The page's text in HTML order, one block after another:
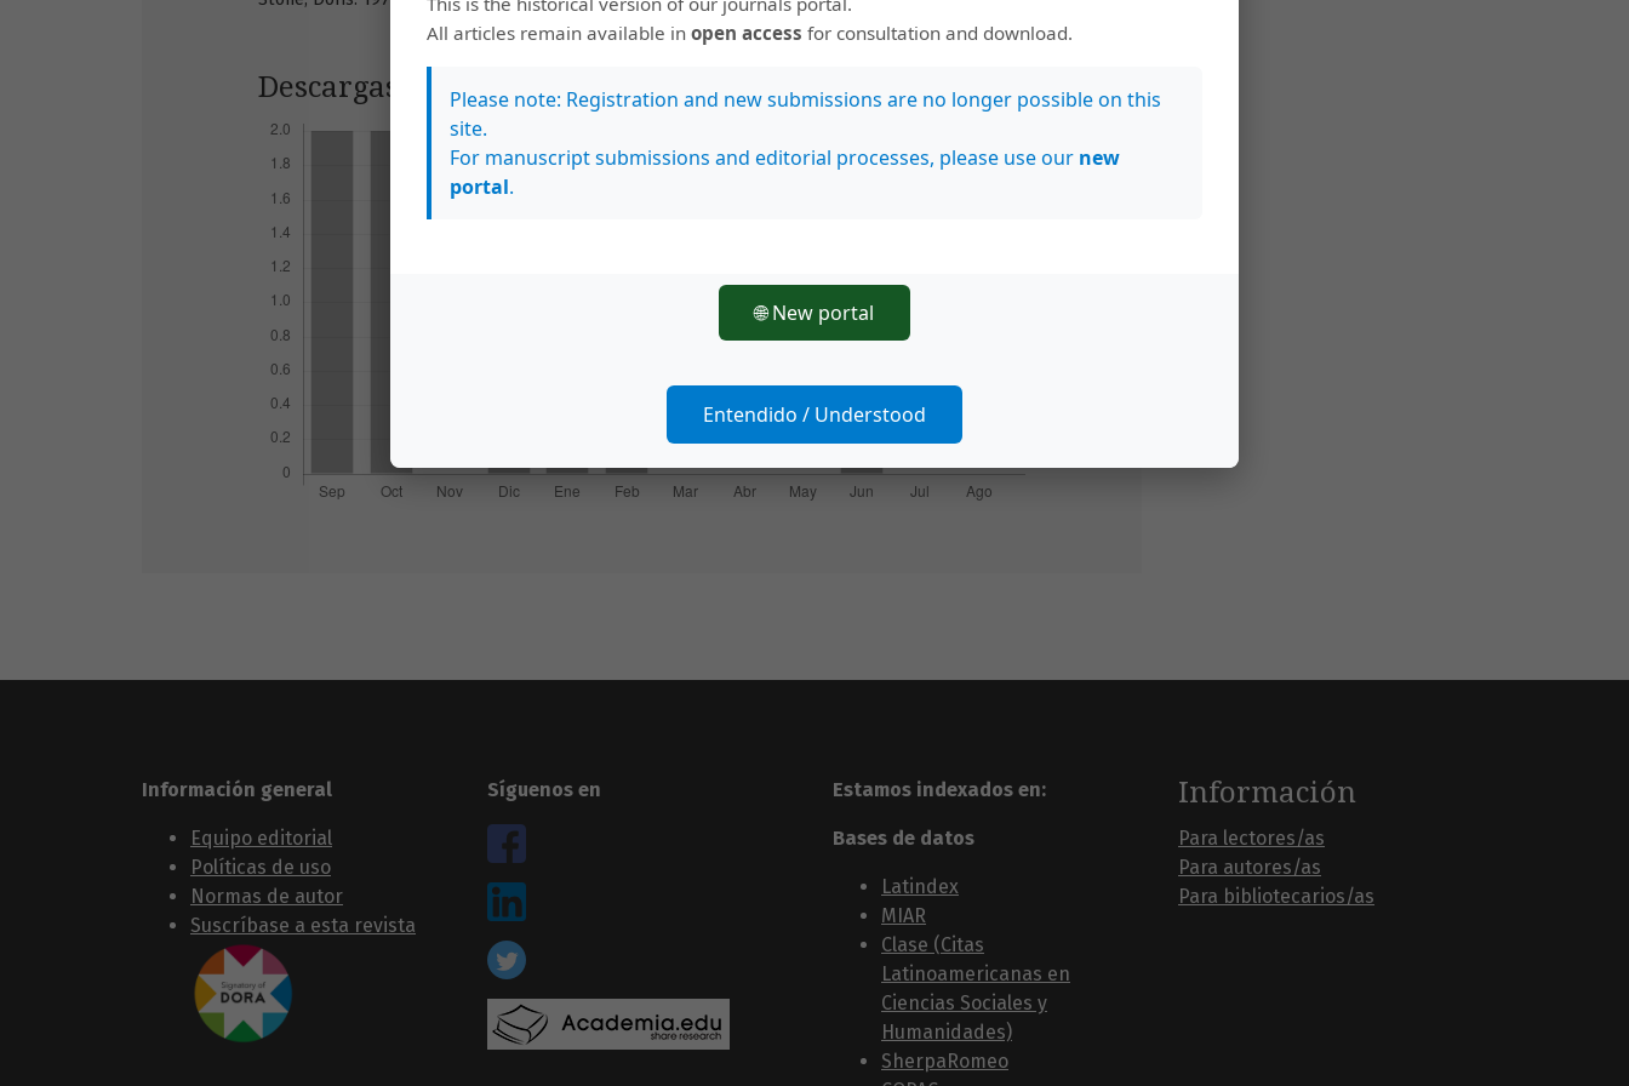
Descargas
Información general
Equipo editorial
Políticas de uso
Normas de autor
Suscríbase a esta revista
Síguenos en Estamos indexados en:
Bases de datos
Latindex
MIAR
Clase (Citas
Latinoamericanas en
Ciencias Sociales y
Humanidades)
SherpaRomeo
Información
Para lectores/as
Para autores/as
Para bibliotecarios/as
All articles remain available in open access for consultation and download.
Please note: Registration and new submissions are no longer possible on this
site.
For manuscript submissions and editorial processes, please use our new
portal.
🌐 New portal
Entendido / Understood